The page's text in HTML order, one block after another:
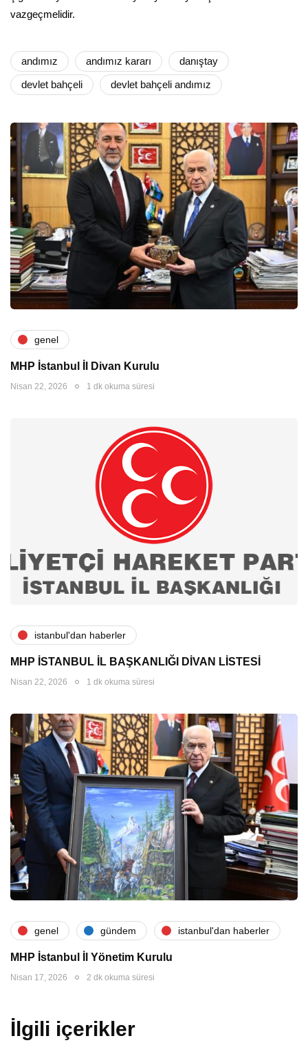
vazgeçmelidir.
andımız andımız kararı
danıştay
devlet bahçeli
devlet bahçeli andımız
genel
MHP İstanbul İl Divan Kurulu
Nisan 22, 2026 1 dk okuma süresi
i̇stanbul'dan haberler
MHP İSTANBUL İL BAŞKANLIĞI DİVAN LİSTESİ
Nisan 22, 2026 1 dk okuma süresi
genel gündem i̇stanbul'dan haberler
MHP İstanbul İl Yönetim Kurulu
Nisan 17, 2026 2 dk okuma süresi
İlgili içerikler